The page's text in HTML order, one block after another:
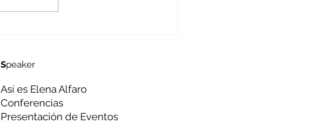
Speaker
Así es Elena Alfaro
Conferencias
Presentación de Eventos